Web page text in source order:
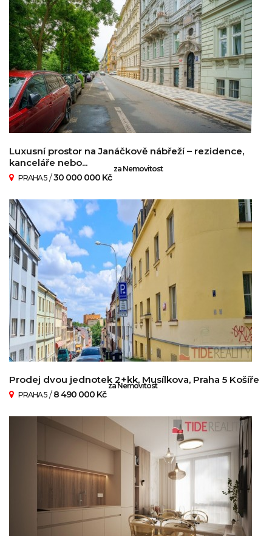
Luxusní prostor na Janáčkově nábřeží – rezidence,
kanceláře nebo...
PRAHA 5 /30 000 000 Kč
za Nemovitost
Prodej dvou jednotek 2+kk, Musílkova, Praha 5 Košíře
PRAHA 5 /8 490 000 Kč
za Nemovitost